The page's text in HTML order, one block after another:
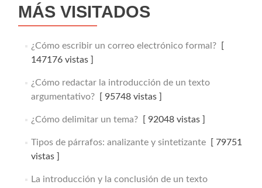
MÁS VISITADOS
¿Cómo escribir un correo electrónico formal?[
147176 vistas ]
¿Cómo redactar la introducción de un texto
argumentativo?[ 95748 vistas ]
¿Cómo delimitar un tema?[ 92048 vistas ]
Tipos de párrafos: analizante y sintetizante[ 79751
vistas ]
La introducción y la conclusión de un texto